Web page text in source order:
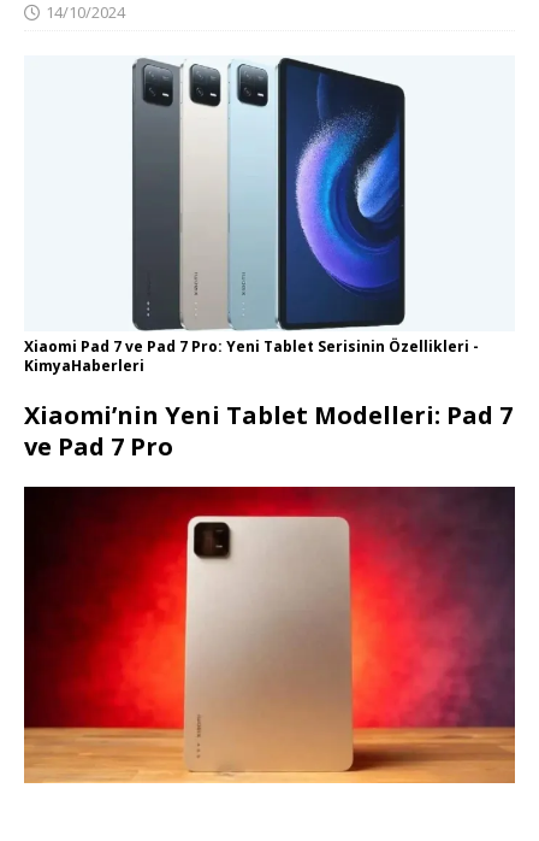
14/10/2024
Xiaomi Pad 7 ve Pad 7 Pro: Yeni Tablet Serisinin Özellikleri -
KimyaHaberleri
Xiaomi’nin Yeni Tablet Modelleri: Pad 7
ve Pad 7 Pro